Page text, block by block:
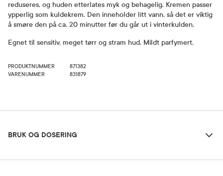
reduseres, og huden etterlates myk og behagelig. Kremen passer
ypperlig som kuldekrem. Den inneholder litt vann, så det er viktig
å smøre den på ca. 20 minutter før du går ut i vinterkulden.
Egnet til sensitiv, meget tørr og stram hud. Mildt parfymert.
PRODUKTNUMMER
871382
VARENUMMER
831879
BRUK OG DOSERING